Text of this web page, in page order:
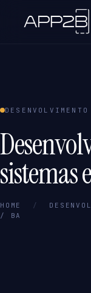
HOME /
/ BA